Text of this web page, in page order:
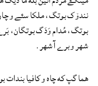
نندۆک بوتگ، ملکا سئے و
بوتگ، مُدام وَدَگ بوتگان،
شھر و برے آ شهر.
ھما گپ که چاه و کافیا